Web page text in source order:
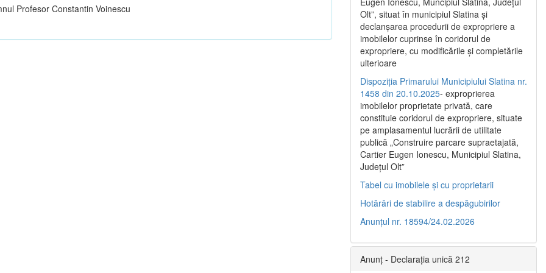
Profesor Constantin Voinescu
Olt”, situat în municipiul Slatina şi
declanşarea procedurii de expropriere a
imobilelor cuprinse în coridorul de
expropriere, cu modificările şi completările
ulterioare
Dispoziția Primarului Municipiului Slatina nr.
1458 din 20.10.2025- exproprierea
imobilelor proprietate privată, care
constituie coridorul de expropriere, situate
pe amplasamentul lucrării de utilitate
publică „Construire parcare supraetajată,
Cartier Eugen Ionescu, Municipiul Slatina,
Județul Olt”
Tabel cu imobilele și cu proprietarii
Hotărâri de stabilire a despăgubirilor
Anunțul nr. 18594/24.02.2026
Anunț - Declarația unică 212